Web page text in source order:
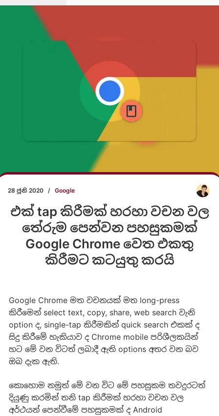
28 ජූනි 2020 / Google
එක් tap කිරීමක් හරහා වචන වල
තේරුම පෙන්වන පහසුකමක්
Google Chrome වෙත එකතු
කිරීමට කටයුතු කරයි
Google Chrome මත වචනයක් මත long-press
කිරීමෙන් select text, copy, share, web search වැනි
option ද, single-tap කිරීමකින් quick search එකක් ද
සිදු කිරීමේ හැකියාව ද Chrome mobile පරිශීලකයින්
හට මේ වන විටත් ලබාදී ඇති options අතර වන බව
ඔබ දැක ඇති.
කොහොම නමුත් මේ වන විට මේ පහසුකම තවදුරටත්
දියුණු කරමින් තනි tap කිරීමක් හරහා වචන වල
අර්ථයන් පෙන්වීමේ පහසුකමක් ද Android